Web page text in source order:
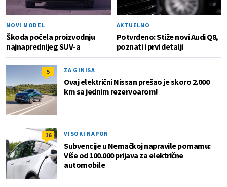
NOVI MODEL
Škoda počela proizvodnju
najnaprednijeg SUV-a
AKTUELNO
Potvrđeno: Stiže novi Audi Q8,
poznati i prvi detalji
5 ZA GINISA
Ovaj električni Nissan prešao je skoro 2.000
km sa jednim rezervoarom!
16 VISOKI NAPON
Subvencije u Nemačkoj napravile pomamu:
Više od 100.000 prijava za električne
automobile